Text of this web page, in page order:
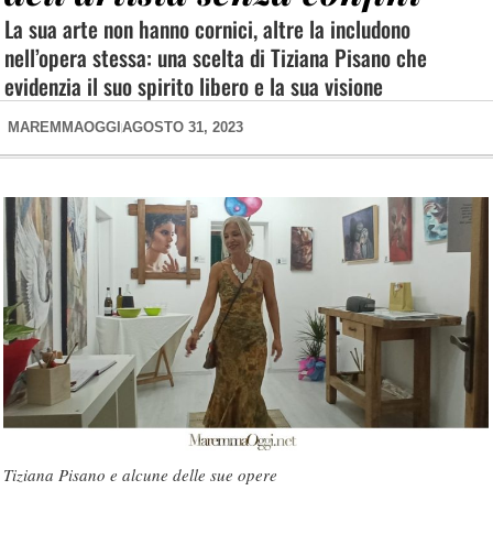
La sua arte non hanno cornici, altre la includono
nell’opera stessa: una scelta di Tiziana Pisano che
evidenzia il suo spirito libero e la sua visione
MAREMMAOGGI AGOSTO 31, 2023
Tiziana Pisano e alcune delle sue opere